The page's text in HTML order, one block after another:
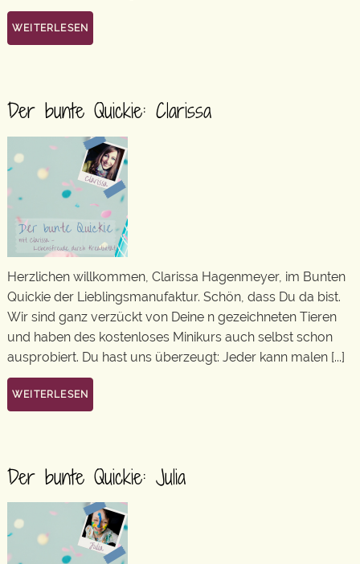
WEITERLESEN
Der bunte Quickie: Clarissa
Herzlichen willkommen, Clarissa Hagenmeyer, im Bunten
Quickie der Lieblingsmanufaktur. Schön, dass Du da bist.
Wir sind ganz verzückt von Deine n gezeichneten Tieren
und haben des kostenloses Minikurs auch selbst schon
ausprobiert. Du hast uns überzeugt: Jeder kann malen [...]
WEITERLESEN
Der bunte Quickie: Julia